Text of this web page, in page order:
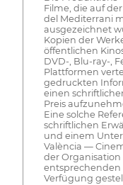
Filme, die auf
del Mediterrani
ausgezeichnet
Kopien der
öffentlichen
DVD-, Blu-ray-,
Plattformen
gedruckten
einen
Preis
Eine solche
schriftlichen
und einem
València —
der
Verfügung